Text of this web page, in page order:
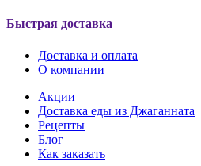
Быстрая доставка
Доставка и оплата
О компании
Акции
Доставка еды из Джаганната
Рецепты
Блог
Как заказать